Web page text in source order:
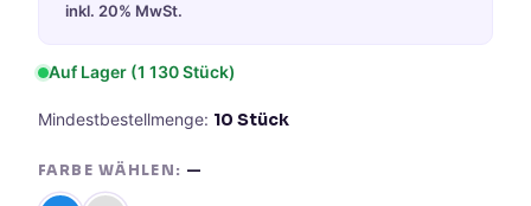
inkl. 20% MwSt.
Auf Lager (1 130Stück)
Mindestbestellmenge: 10 Stück
FARBE WÄHLEN: —